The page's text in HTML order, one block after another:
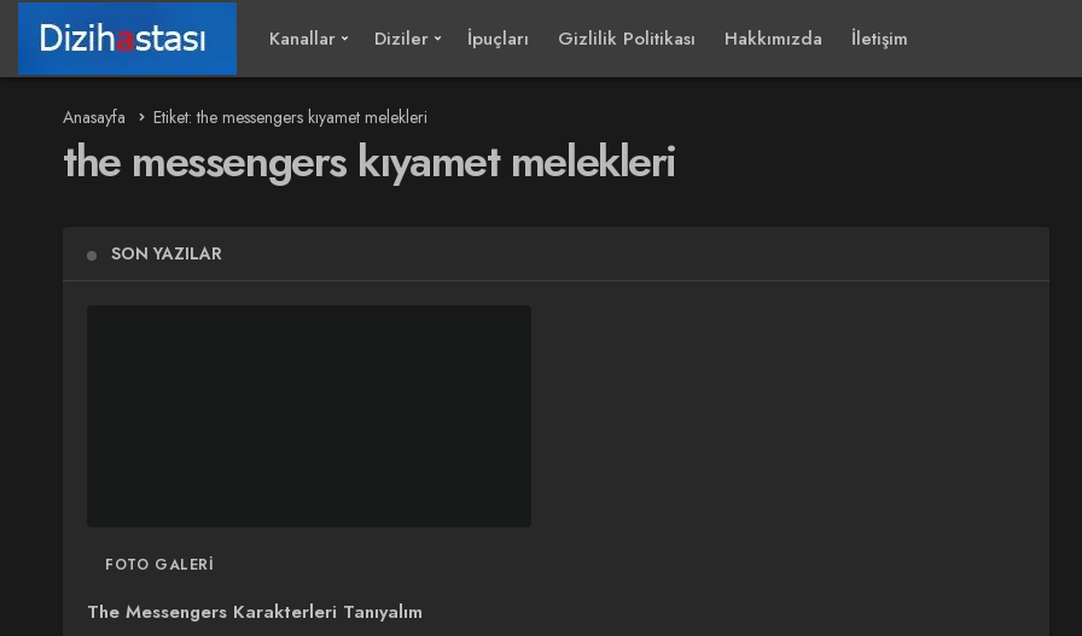
Kanallar Diziler İpuçları Gizlilik Politikası Hakkımızda İletişim
Anasayfa Etiket: the messengers kıyamet melekleri
the messengers kıyamet melekleri
SON YAZILAR
FOTO GALERI
The Messengers Karakterleri Tanıyalım